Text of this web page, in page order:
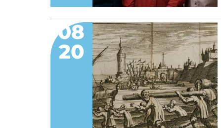
08
20